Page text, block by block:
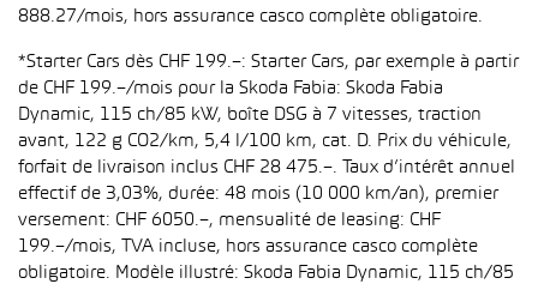
888.27/mois, hors assurance casco complète obligatoire.
*Starter Cars dès CHF 199.–: Starter Cars, par exemple à partir
de CHF 199.–/mois pour la Skoda Fabia: Skoda Fabia
Dynamic, 115 ch/85 kW, boîte DSG à 7 vitesses, traction
avant, 122 g CO2/km, 5,4 l/100 km, cat. D. Prix du véhicule,
forfait de livraison inclus CHF 28 475.–. Taux d’intérêt annuel
effectif de 3,03%, durée: 48 mois (10 000 km/an), premier
versement: CHF 6050.–, mensualité de leasing: CHF
199.–/mois, TVA incluse, hors assurance casco complète
obligatoire. Modèle illustré: Skoda Fabia Dynamic, 115 ch/85